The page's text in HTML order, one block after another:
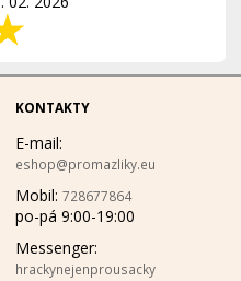
KONTAKTY
E-mail:
eshop@promazliky.eu
Mobil: 728677864
po-pá 9:00-19:00
Messenger:
hrackynejenprousacky